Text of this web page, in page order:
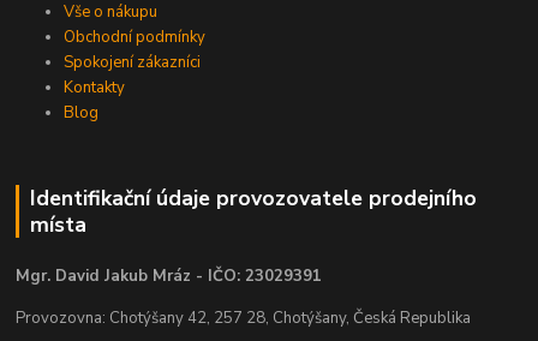
Vše o nákupu
Obchodní podmínky
Spokojení zákazníci
Kontakty
Blog
Identifikační údaje provozovatele prodejního
místa
Mgr. David Jakub Mráz - IČO: 23029391
Provozovna: Chotýšany 42, 257 28, Chotýšany, Česká Republika